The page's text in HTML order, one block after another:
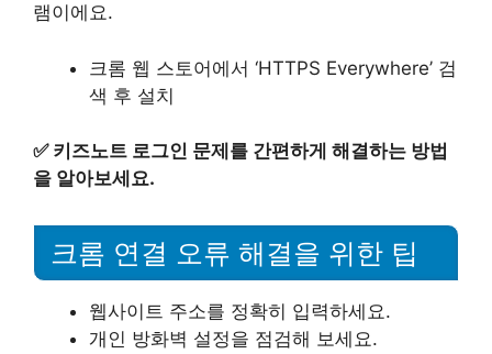
램이에요.
크롬 웹 스토어에서 ‘HTTPS Everywhere’ 검
색 후 설치
✅ 키즈노트 로그인 문제를 간편하게 해결하는 방법
을 알아보세요.
크롬 연결 오류 해결을 위한 팁
웹사이트 주소를 정확히 입력하세요.
개인 방화벽 설정을 점검해 보세요.